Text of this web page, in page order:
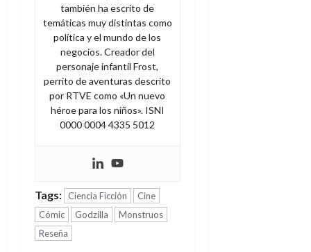
también ha escrito de
temáticas muy distintas como
política y el mundo de los
negocios. Creador del
personaje infantil Frost,
perrito de aventuras descrito
por RTVE como «Un nuevo
héroe para los niños». ISNI
0000 0004 4335 5012
Tags: Ciencia Ficción
Cine
Cómic
Godzilla
Monstruos
Reseña